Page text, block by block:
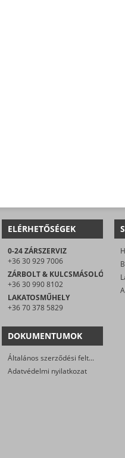
ELÉRHETŐSÉGEK
0-24 ZÁRSZERVIZ
+36 30 929 7006
ZÁRBOLT & KULCSMÁSOLÓ
+36 30 990 8102
LAKATOSMŰHELY
+36 70 378 5829
DOKUMENTUMOK
Általános szerződési feltételek
Adatvédelmi nyilatkozat